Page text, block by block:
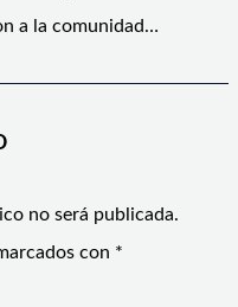
a la comunidad…
no será publicada.
con *